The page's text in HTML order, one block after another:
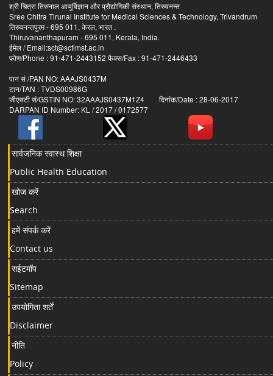
श्री चित्रा तिरुनाल आयुर्विज्ञान और प्रौद्योगिकी संस्थान, तिरुवनन्त
Sree Chitra Tirunal Institute for Medical Sciences & Technology, Trivandrum
तिरुवनन्तपुरम - 695 011, केरल, भारत .
Thiruvananthapuram - 695 011, Kerala, India.
ईमेल / Email:sct@sctimst.ac.in
फोण/Phone : 91-471-2443152 फैक्स/Fax : 91-471-2446433
पान सं /PAN NO: AAAJS0437M
टान/TAN : TVDS00986G
जीएसटी सं/GSTIN NO: 32AAAJS0437M1Z4 दिनांक/Date : 28-06-2017
DARPAN ID Number: KL / 2017 / 0172577
सार्वजनिक स्वास्थ शिक्षा
Public Health Education
खोज करें
Search
हमें संपर्क करें
Contact us
सईटमॉप
Sitemap
उपयोगिता शर्तें
Disclaimer
नीति
Policy